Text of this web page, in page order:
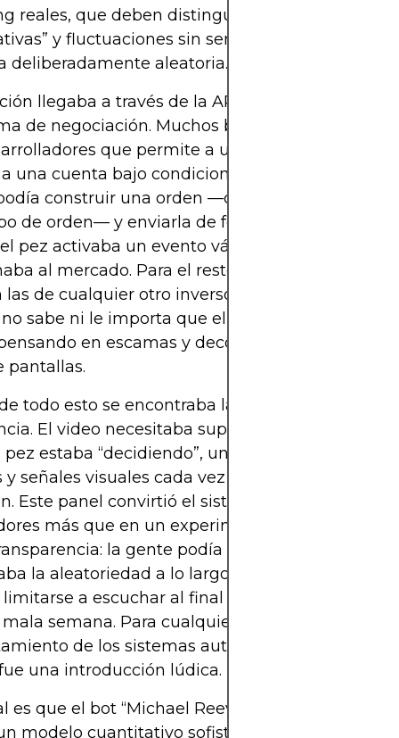
reales, que deben distinguir entre señales
y fluctuaciones sin sentido, aunque en
deliberadamente aleatoria.
llegaba a través de la API de un broker o de
de negociación. Muchos brokers online
que permite a un software
una cuenta bajo condiciones estrictas. El
construir una orden —comprar o vender,
de orden— y enviarla de forma segura al
pez activaba un evento válido. El broker, a su
al mercado. Para el resto del mundo, esas
las de cualquier otro inversor minorista; el libro
sabe ni le importa que el “trader” esté
en escamas y decoración, en lugar de
pantallas.
todo esto se encontraba la capa de
El video necesitaba superposiciones que
estaba “decidiendo”, un contador de
y señales visuales cada vez que se ejecutaba
Este panel convirtió el sistema en un
más que en un experimento privado.
la gente podía ver en tiempo real
la aleatoriedad a lo largo de varias
a escuchar al final que el pez había
semana. Para cualquiera con curiosidad
de los sistemas automáticos a lo largo
una introducción lúdica.
es que el bot “Michael Reeves goldfish” no era
modelo cuantitativo sofisticado. La gracia era